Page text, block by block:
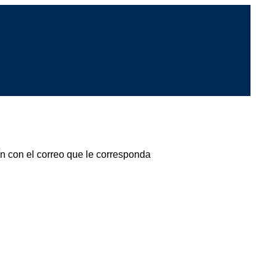
con el correo que le corresponda